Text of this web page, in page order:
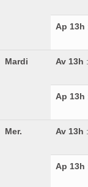
Ap 13h
Mardi Av 13h
Ap 13h
Mer. Av 13h
Ap 13h